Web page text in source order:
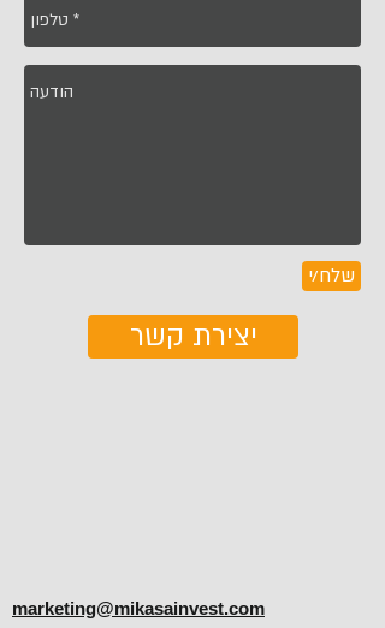
שלח/י
יצירת קשר
marketing@mikasainvest.com